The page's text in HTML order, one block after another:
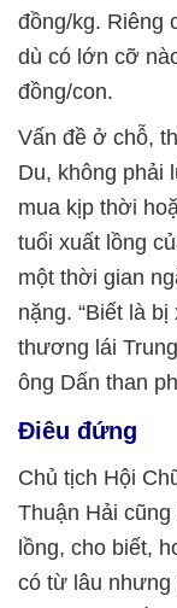
đồng/kg. Riêng
dù có lớn cỡ
đồng/con.
Vấn đề ở chỗ,
Du, không phải
mua kịp thời
tuổi xuất lồng
một thời gian
nặng. “Biết là
thương lái
ông Dấn than
Điêu đứng
Chủ tịch Hội
Thuận Hải
lồng, cho biết,
có từ lâu